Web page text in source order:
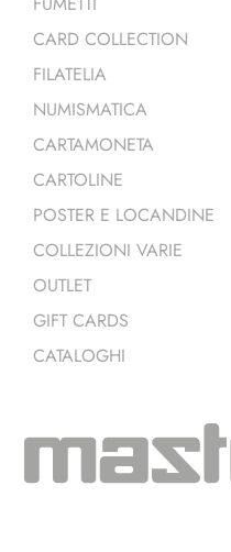
CARD COLLECTION
FILATELIA
NUMISMATICA
CARTAMONETA
CARTOLINE
POSTER E LOCANDINE
COLLEZIONI VARIE
OUTLET
GIFT CARDS
CATALOGHI